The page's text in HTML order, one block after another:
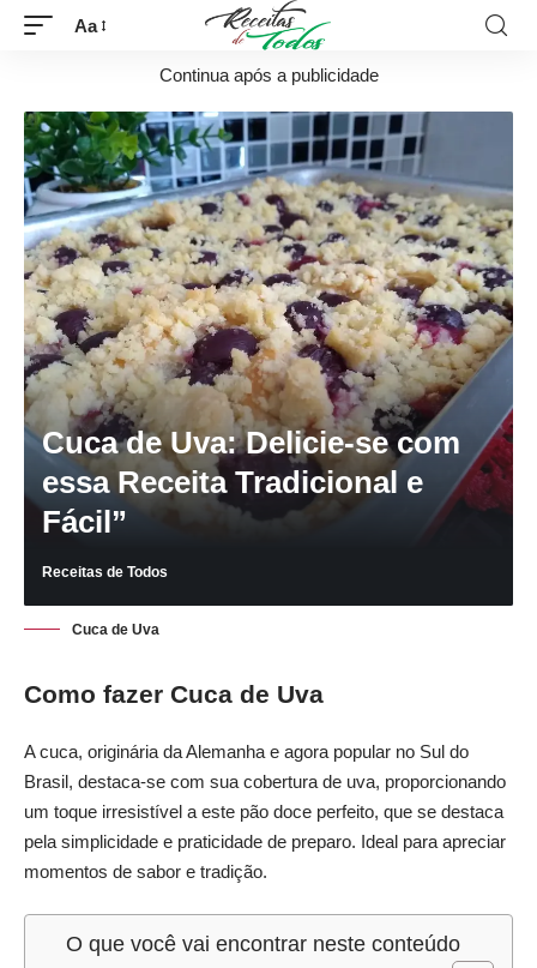
Aa
Continua após a publicidade
Cuca de Uva: Delicie-se com
essa Receita Tradicional e
Fácil”
Receitas de Todos
Cuca de Uva
Como fazer Cuca de Uva
A cuca, originária da Alemanha e agora popular no Sul do
Brasil, destaca-se com sua cobertura de uva, proporcionando
um toque irresistível a este pão doce perfeito, que se destaca
pela simplicidade e praticidade de preparo. Ideal para apreciar
momentos de sabor e tradição.
O que você vai encontrar neste conteúdo